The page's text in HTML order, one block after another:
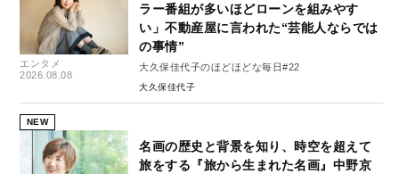
エンタメ
2026.08.08
ラー番組が多いほどローンを組みやす
い」不動産屋に言われた“芸能人ならでは
の事情”
大久保佳代子のほどほどな毎日#22
大久保佳代子
NEW
名画の歴史と背景を知り、時空を超えて
旅をする『旅から生まれた名画』中野京